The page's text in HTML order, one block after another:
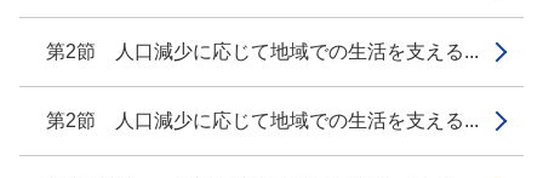
第2節 人口減少に応じて地域での生活を支える...
第2節 人口減少に応じて地域での生活を支える...